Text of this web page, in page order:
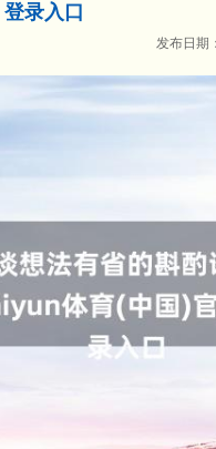
录入口
发布日期